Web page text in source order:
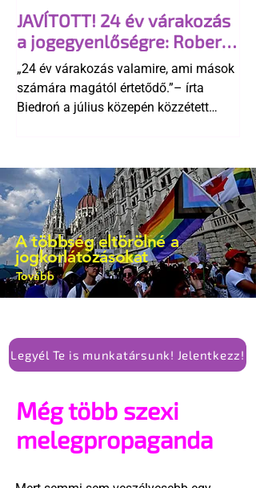
elismerését. Közben az ellenzéken belül
is vita robbant ki arról, hogy vissza
kellene-e vonni a kormány konzervatív
alkotmánymódosítását
JAVÍTOTT! 24 év várakozás
a jogegyenlőségre: Robert
Biedroń megindító üzenete
a lengyel bejegyzett
élettársi kapcsolatokért
„24 év várakozás valamire, ami mások
számára magától értetődő.”– írta
Biedroń a július közepén közzétett
A többség eltörölné a
jogkorlátozásokat
Tovább
Legyél Te is munkatársunk! Jelentkezz!
Még több szexi
melegpropaganda